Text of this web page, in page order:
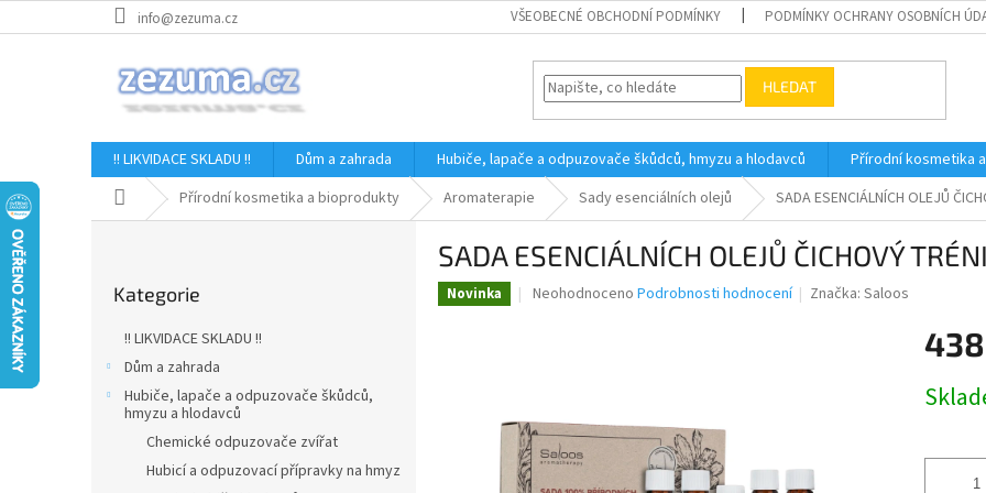
na
info@zezuma.cz VŠEOBECNÉ OBCHODNÍ PODMÍNKY PODMÍNKY OCHRANY OSOBNÍCH
HLEDAT
!! LIKVIDACE SKLADU !! Dům a zahrada Hubiče, lapače a odpuzovače škůdců, hmyzu a hlodavců Přírodní kosmetika
Domů Přírodní kosmetika a bioprodukty Aromaterapie Sady esenciálních olejů SADA ESENCIÁLNÍCH OLEJŮ
kategorie
Kategorie
!! LIKVIDACE SKLADU !!
Dům a zahrada
Hubiče, lapače a odpuzovače škůdců,
hmyzu a hlodavců
Chemické odpuzovače zvířat
Hubicí a odpuzovací přípravky na hmyz
SADA ESENCIÁLNÍCH OLEJŮ ČICHOVÝ
Novinka
Průměrné
5
hvězdiček.
Neohodnoceno Podrobnosti hodnocení Značka:Saloos
cena: